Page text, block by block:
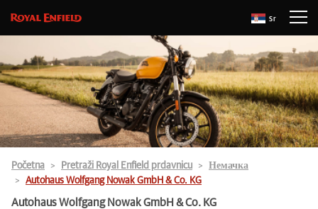
Sr
Početna Pretraži Royal Enfield prdavnicu
Немачка
Autohaus Wolfgang Nowak GmbH & Co. KG
Autohaus Wolfgang Nowak GmbH & Co. KG